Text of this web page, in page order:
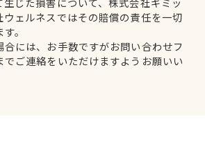
ウェルネスではその賠償の責任を一切
。
には、お手数ですがお問い合わせフ
でご連絡をいただけますようお願いい